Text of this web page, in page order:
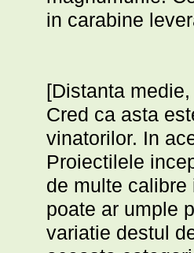
in carabine
[Distanta
Cred ca asta
vinatorilor. In
Proiectilele
de multe
poate ar umple
variatie destul